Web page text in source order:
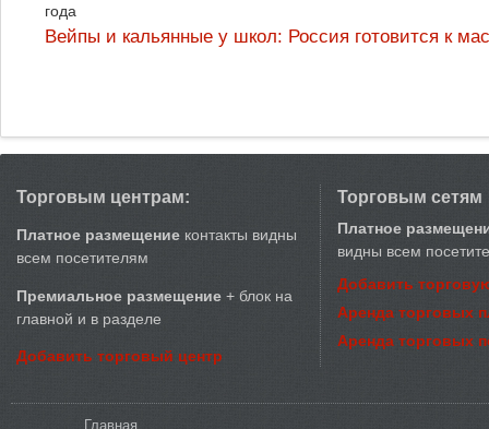
года
Вейпы и кальянные у школ: Россия готовится к
Торговым центрам:
Платное размещение контакты видны
всем посетителям
Премиальное размещение + блок на
главной и в разделе
Добавить торговый центр
Торговым сетям
Платное
видны всем
Добавить
Аренда торговых
Аренда торговых
Главная